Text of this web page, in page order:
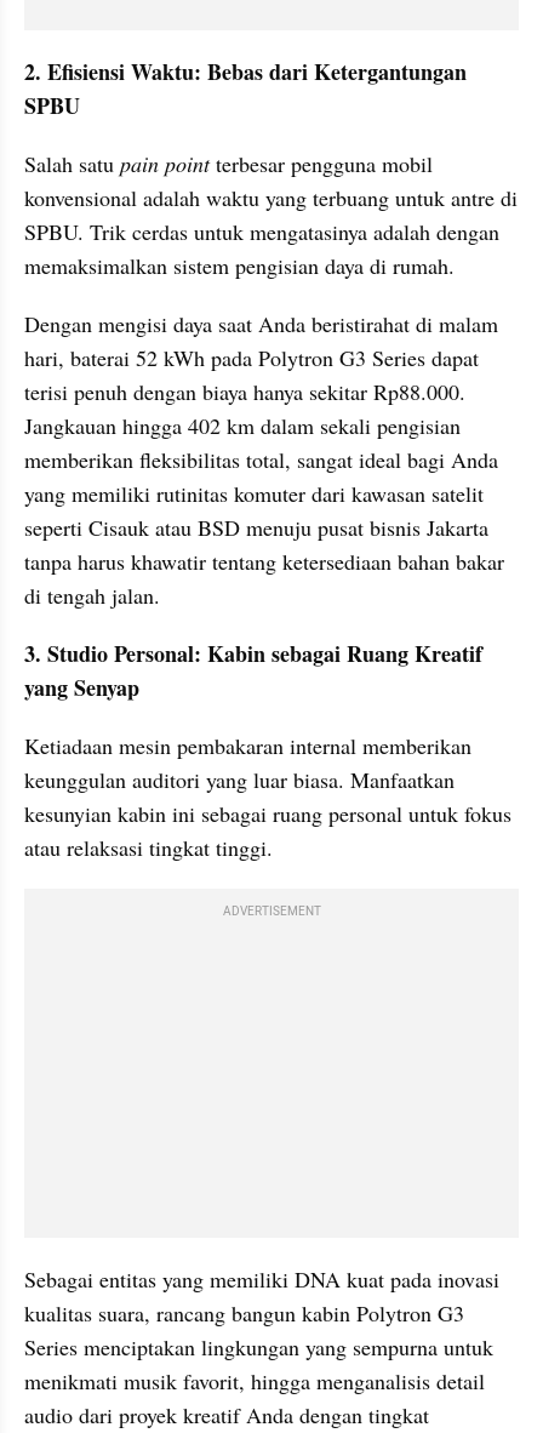
2. Efisiensi Waktu: Bebas dari Ketergantungan
SPBU
Salah satu pain point terbesar pengguna mobil
konvensional adalah waktu yang terbuang untuk antre di
SPBU. Trik cerdas untuk mengatasinya adalah dengan
memaksimalkan sistem pengisian daya di rumah.
Dengan mengisi daya saat Anda beristirahat di malam
hari, baterai 52 kWh pada Polytron G3 Series dapat
terisi penuh dengan biaya hanya sekitar Rp88.000.
Jangkauan hingga 402 km dalam sekali pengisian
memberikan fleksibilitas total, sangat ideal bagi Anda
yang memiliki rutinitas komuter dari kawasan satelit
seperti Cisauk atau BSD menuju pusat bisnis Jakarta
tanpa harus khawatir tentang ketersediaan bahan bakar
di tengah jalan.
3. Studio Personal: Kabin sebagai Ruang Kreatif
yang Senyap
Ketiadaan mesin pembakaran internal memberikan
keunggulan auditori yang luar biasa. Manfaatkan
kesunyian kabin ini sebagai ruang personal untuk fokus
atau relaksasi tingkat tinggi.
ADVERTISEMENT
Sebagai entitas yang memiliki DNA kuat pada inovasi
kualitas suara, rancang bangun kabin Polytron G3
Series menciptakan lingkungan yang sempurna untuk
menikmati musik favorit, hingga menganalisis detail
audio dari proyek kreatif Anda dengan tingkat